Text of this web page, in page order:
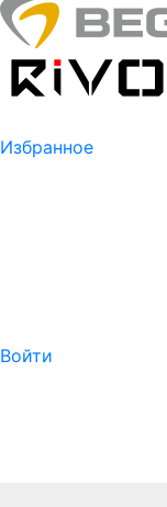
Избранное
Войти